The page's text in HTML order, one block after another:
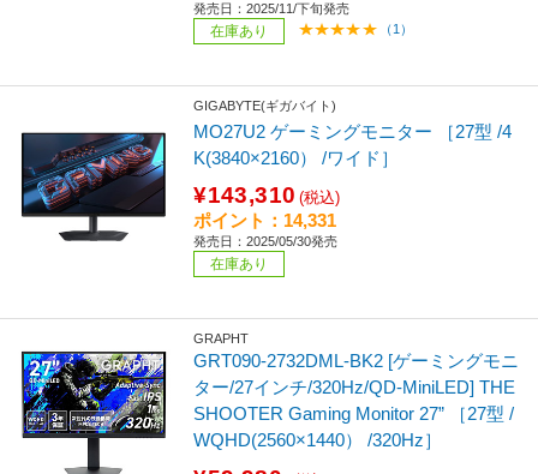
発売日：2025/11/下旬発売
在庫あり （1）
GIGABYTE(ギガバイト)
MO27U2 ゲーミングモニター ［27型 /4
K(3840×2160） /ワイド］
¥143,310 (税込)
ポイント：14,331
発売日：2025/05/30発売
在庫あり
GRAPHT
GRT090-2732DML-BK2 [ゲーミングモニ
ター/27インチ/320Hz/QD-MiniLED] THE
SHOOTER Gaming Monitor 27” ［27型 /
WQHD(2560×1440） /320Hz］